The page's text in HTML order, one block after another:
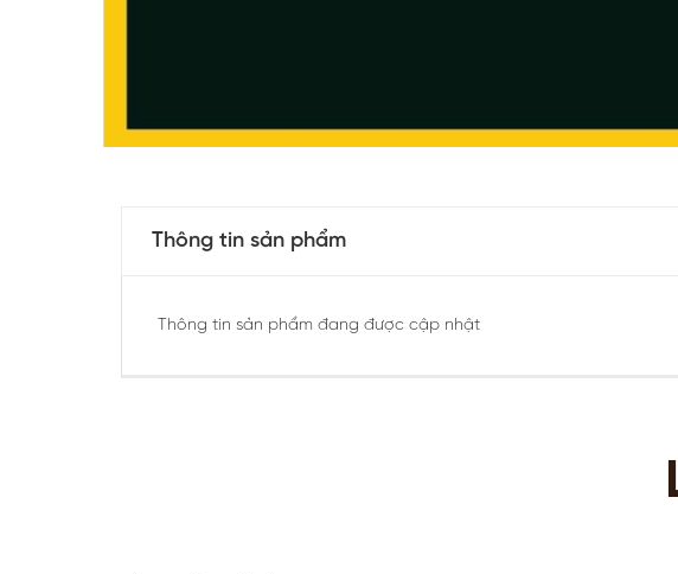
Thông tin sản phẩm
Thông tin sản phẩm đang được cập nhật